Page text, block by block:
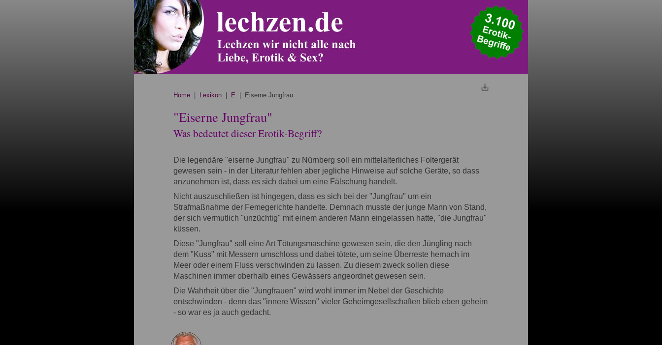
Home Lexikon E | Eiserne Jungfrau
"Eiserne Jungfrau"
Was bedeutet dieser Erotik-Begriff?
Die legendäre "eiserne Jungfrau" zu Nürnberg soll ein mittelalterliches Foltergerät
gewesen sein - in der Literatur fehlen aber jegliche Hinweise auf solche Geräte, so dass
anzunehmen ist, dass es sich dabei um eine Fälschung handelt.
Nicht auszuschließen ist hingegen, dass es sich bei der "Jungfrau" um ein
Strafmaßnahme der Femegerichte handelte. Demnach musste der junge Mann von Stand,
der sich vermutlich "unzüchtig" mit einem anderen Mann eingelassen hatte, "die Jungfrau"
küssen.
Diese "Jungfrau" soll eine Art Tötungsmaschine gewesen sein, die den Jüngling nach
dem "Kuss" mit Messern umschloss und dabei tötete, um seine Überreste hernach im
Meer oder einem Fluss verschwinden zu lassen. Zu diesem zweck sollen diese
Maschinen immer oberhalb eines Gewässers angeordnet gewesen sein.
Die Wahrheit über die "Jungfrauen" wird wohl immer im Nebel der Geschichte
entschwinden - denn das "innere Wissen" vieler Geheimgesellschaften blieb eben geheim
- so war es ja auch gedacht.